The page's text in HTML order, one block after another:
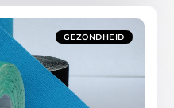
GEZONDHEID